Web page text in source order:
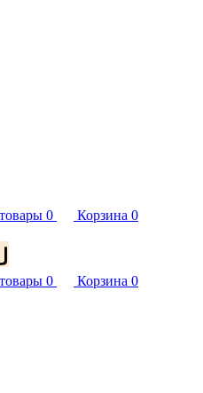
0 Корзина 0
0 Корзина 0